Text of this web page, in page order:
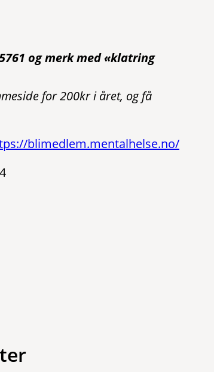
og merk med «klatring
for 200kr i året, og få
blimedlem.mentalhelse.no/